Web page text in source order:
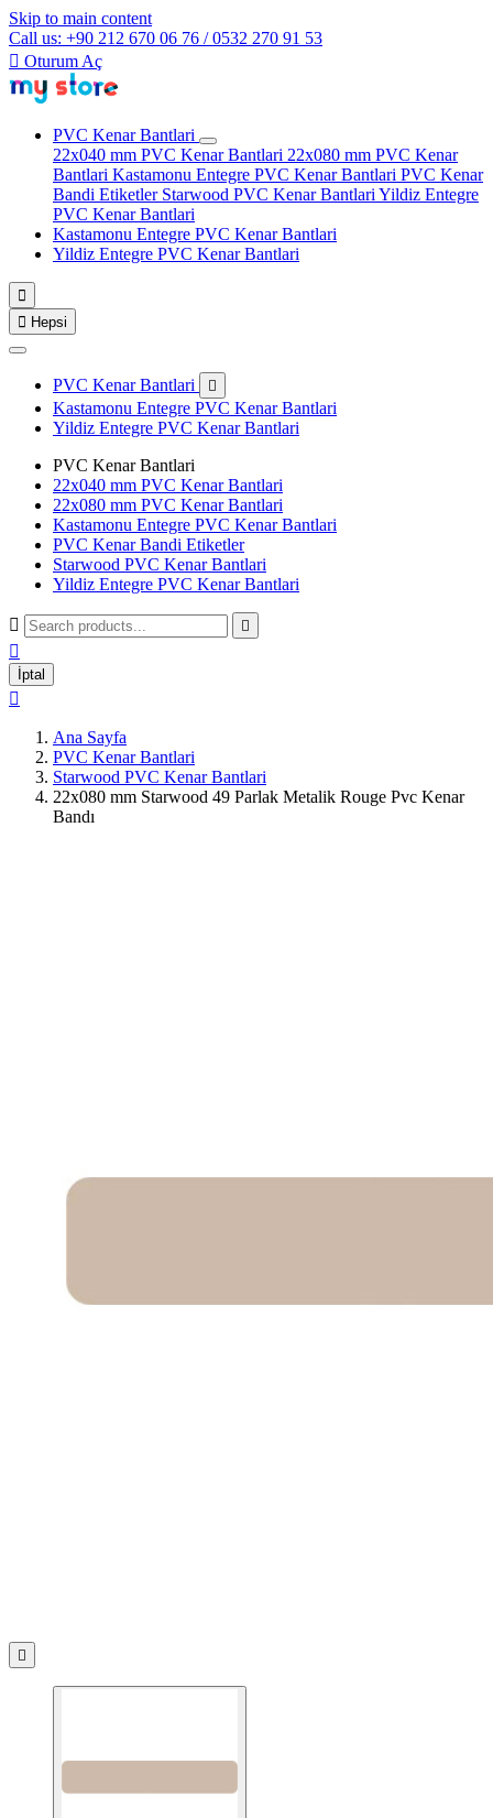
Skip to main content
Call us: +90 212 670 06 76 / 0532 270 91 53
 Oturum Aç
PVC Kenar Bantlari
22x040 mm PVC Kenar Bantlari 22x080 mm PVC Kenar
Bantlari Kastamonu Entegre PVC Kenar Bantlari PVC Kenar
Bandi Etiketler Starwood PVC Kenar Bantlari Yildiz Entegre
PVC Kenar Bantlari
Kastamonu Entegre PVC Kenar Bantlari
Yildiz Entegre PVC Kenar Bantlari

 Hepsi
PVC Kenar Bantlari 
Kastamonu Entegre PVC Kenar Bantlari
Yildiz Entegre PVC Kenar Bantlari
PVC Kenar Bantlari
22x040 mm PVC Kenar Bantlari
22x080 mm PVC Kenar Bantlari
Kastamonu Entegre PVC Kenar Bantlari
PVC Kenar Bandi Etiketler
Starwood PVC Kenar Bantlari
Yildiz Entegre PVC Kenar Bantlari
 

İptal

Ana Sayfa
PVC Kenar Bantlari
Starwood PVC Kenar Bantlari
22x080 mm Starwood 49 Parlak Metalik Rouge Pvc Kenar
Bandı
